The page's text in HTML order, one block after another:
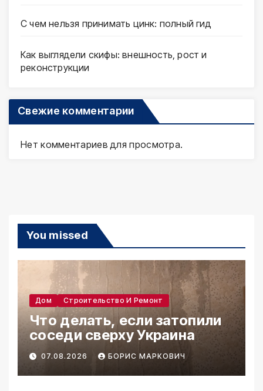
С чем нельзя принимать цинк: полный гид
Как выглядели скифы: внешность, рост и
реконструкции
Свежие комментарии
Нет комментариев для просмотра.
You missed
Дом Строительство И Ремонт
Что делать, если затопили
соседи сверху Украина
07.08.2026 БОРИС МАРКОВИЧ